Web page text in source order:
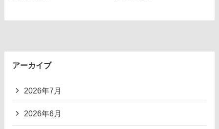
アーカイブ
2026年7月
2026年6月